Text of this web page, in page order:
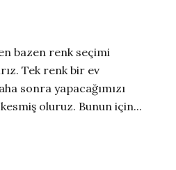
bazen renk seçimi
Tek renk bir ev
sonra yapacağımızı
oluruz. Bunun için...